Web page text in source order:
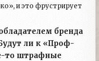
и это фрустрирует
бренда
ли к «Проф-
то штрафные